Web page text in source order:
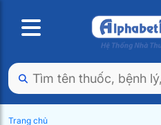
Trang chủ